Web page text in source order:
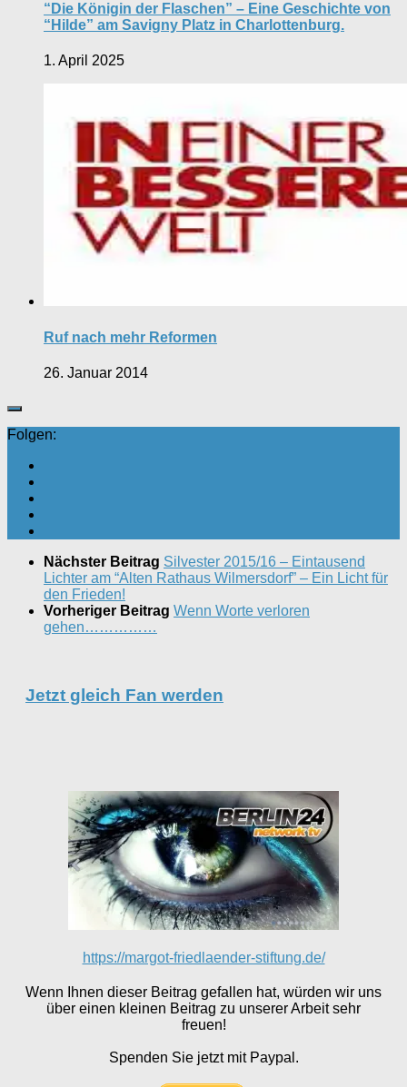
“Die Königin der Flaschen” – Eine Geschichte von
“Hilde” am Savigny Platz in Charlottenburg.
1. April 2025
Ruf nach mehr Reformen
26. Januar 2014
Folgen:
Nächster Beitrag Silvester 2015/16 – Eintausend
Lichter am “Alten Rathaus Wilmersdorf” – Ein Licht für
den Frieden!
Vorheriger Beitrag Wenn Worte verloren
gehen……………
Jetzt gleich Fan werden
https://margot-friedlaender-stiftung.de/
Wenn Ihnen dieser Beitrag gefallen hat, würden wir uns
über einen kleinen Beitrag zu unserer Arbeit sehr
freuen!
Spenden Sie jetzt mit Paypal.